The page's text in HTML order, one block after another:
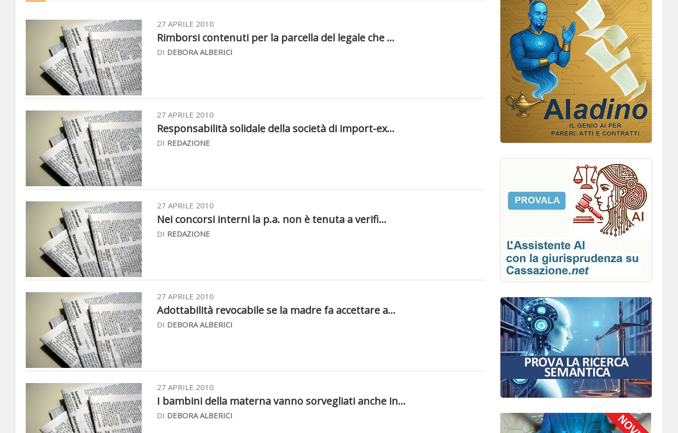
27 APRILE 2010
Rimborsi contenuti per la parcella del legale che ...
DI DEBORA ALBERICI
27 APRILE 2010
Responsabilità solidale della società di import-ex...
DI REDAZIONE
27 APRILE 2010
Nei concorsi interni la p.a. non è tenuta a verifi...
DI REDAZIONE
27 APRILE 2010
Adottabilità revocabile se la madre fa accettare a...
DI DEBORA ALBERICI
27 APRILE 2010
I bambini della materna vanno sorvegliati anche in...
DI DEBORA ALBERICI